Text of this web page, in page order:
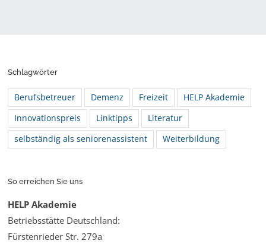
Schlagwörter
Berufsbetreuer Demenz Freizeit
HELP Akademie
Innovationspreis
Linktipps
Literatur
selbständig als seniorenassistent
Weiterbildung
So erreichen Sie uns
HELP Akademie
Betriebsstätte Deutschland:
Fürstenrieder Str. 279a